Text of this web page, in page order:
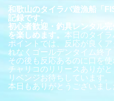
和歌山のタイラバ遊漁船「
記録です。
初心者歓迎・釣具レンタル
を楽しめます。 本日のタイラ
ポイントでは、反応が良く
れなくゴールデンタイム終了
その後も反応あるのに口を使
チャリコのリリースありがと
リベンジお待ちしています。
本日もありがとうございまし